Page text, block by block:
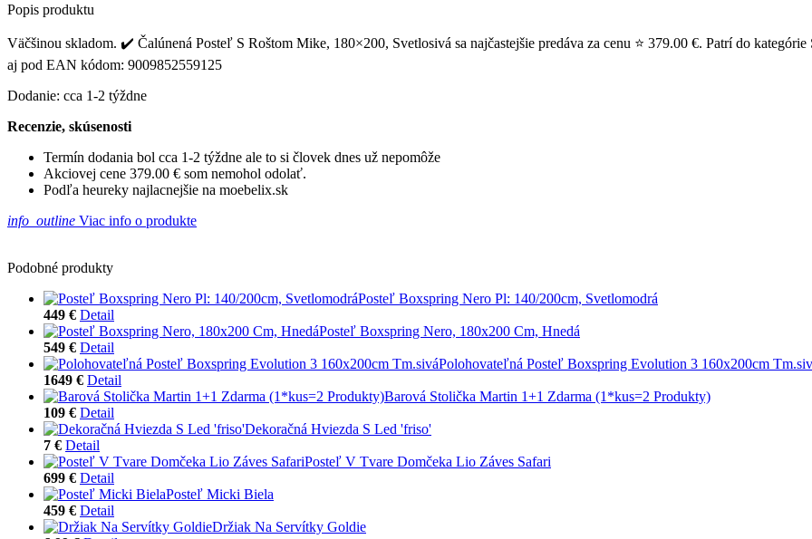
Popis produktu
Väčšinou skladom. ✔️ Čalúnená Posteľ S Roštom Mike, 180×200, Svetlosivá sa najčastejšie predáva za cenu ⭐ 379.00 €. Patrí do
aj pod EAN kódom: 9009852559125
Dodanie: cca 1-2 týždne
Recenzie, skúsenosti
Termín dodania bol cca 1-2 týždne ale to si človek dnes už nepomôže
Akciovej cene 379.00 € som nemohol odolať.
Podľa heureky najlacnejšie na moebelix.sk
info_outline Viac info o produkte
Podobné produkty
Posteľ Boxspring Nero Pl: 140/200cm, Svetlomodrá
449 € Detail
Posteľ Boxspring Nero, 180x200 Cm, Hnedá
549 € Detail
Polohovateľná Posteľ Boxspring Evolution 3 160x200cm
1649 € Detail
Barová Stolička Martin 1+1 Zdarma (1*kus=2 Produkty)
109 € Detail
Dekoračná Hviezda S Led 'friso'
7 € Detail
Posteľ V Tvare Domčeka Lio Záves Safari
699 € Detail
Posteľ Micki Biela
459 € Detail
Držiak Na Servítky Goldie